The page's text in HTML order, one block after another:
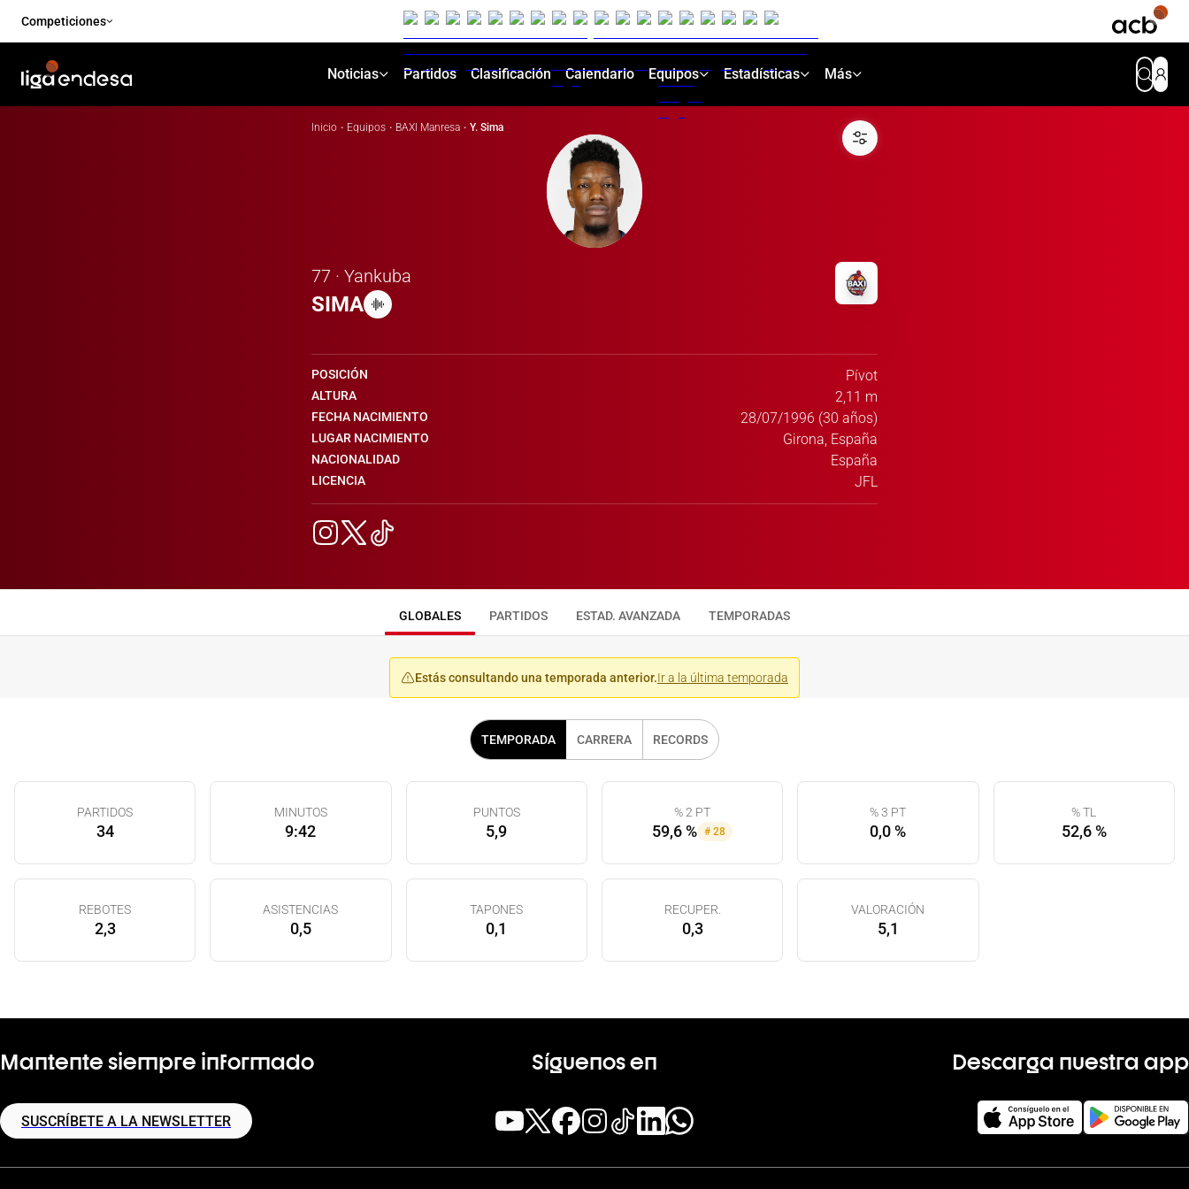
Competiciones
Noticias Partidos Clasificación Calendario Equipos Estadísticas Más
Inicio · Equipos · BAXI Manresa · Y. Sima
77 · Yankuba
SIMA
POSICIÓN Pívot
ALTURA 2,11 m
FECHA NACIMIENTO 28/07/1996 (30 años)
LUGAR NACIMIENTO Girona, España
NACIONALIDAD España
LICENCIA JFL
GLOBALES PARTIDOS ESTAD. AVANZADA TEMPORADAS
Estás consultando una temporada anterior.Ir a la última temporada
TEMPORADA CARRERA RECORDS
PARTIDOS
34
MINUTOS
9:42
PUNTOS
5,9
% 2 PT
59,6 % #28
% 3 PT
0,0 %
% TL
52,6 %
REBOTES
2,3
ASISTENCIAS
0,5
TAPONES
0,1
RECUPER.
0,3
VALORACIÓN
5,1
Mantente siempre informado
SUSCRÍBETE A LA NEWSLETTER
Síguenos en Descarga nuestra app